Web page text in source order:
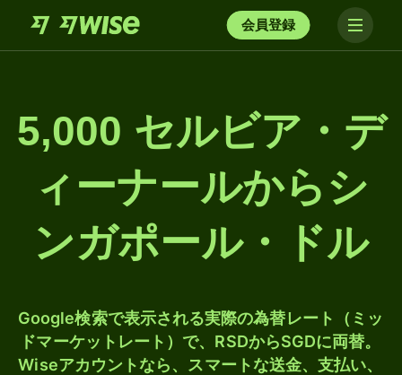
会員登録
5,000 セルビア・デ
ィーナールからシ
ンガポール・ドル
Google検索で表示される実際の為替レート（ミッ
ドマーケットレート）で、RSDからSGDに両替。
Wiseアカウントなら、スマートな送金、支払い、